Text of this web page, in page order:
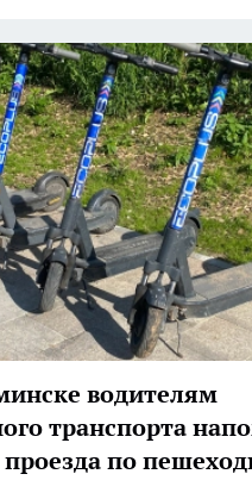
водителям
транспорта
проезда по